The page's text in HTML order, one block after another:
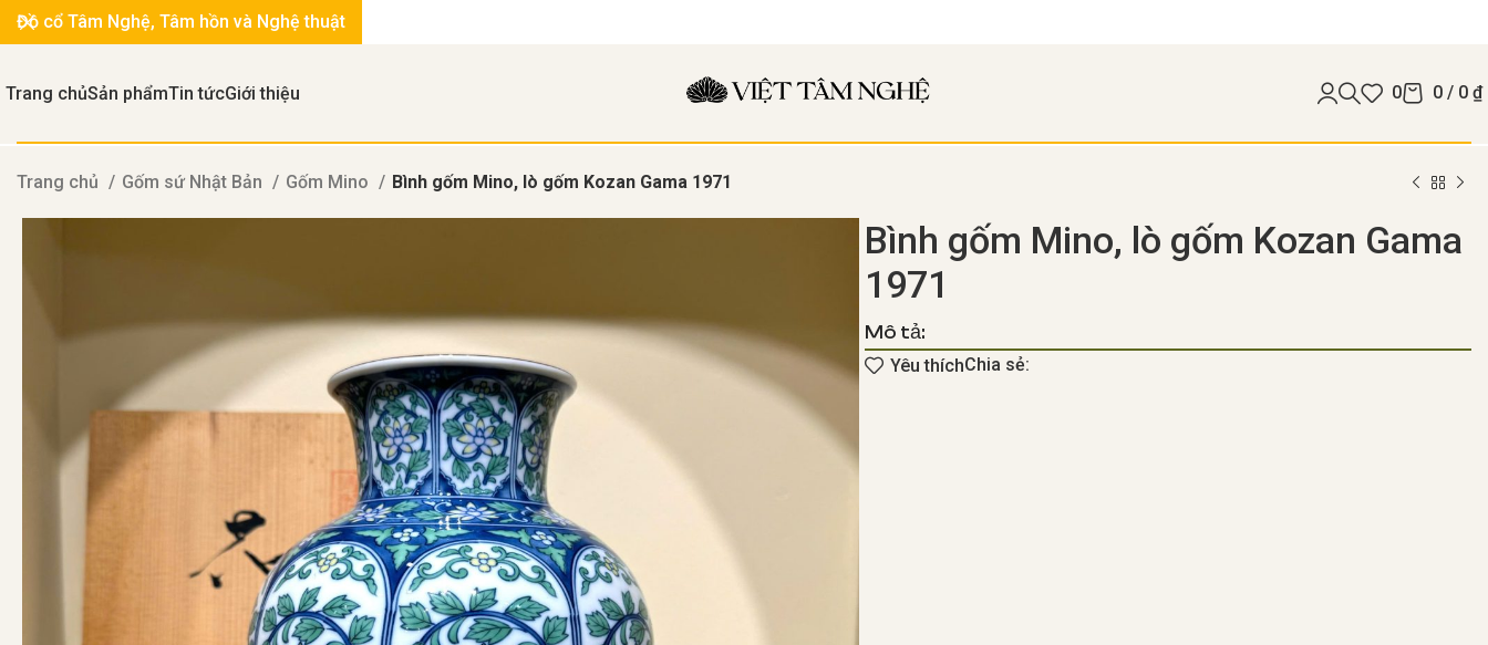
Trang chủSản phẩmTin tứcGiới thiệu 0 0 / 0 ₫
Trang chủ Gốm sứ Nhật Bản Gốm Mino Bình gốm Mino, lò gốm Kozan Gama 1971
Bình gốm Mino, lò gốm Kozan Gama
1971
Mô tả:
Yêu thíchChia sẻ:
Đồ cổ Tâm Nghệ, Tâm hồn và Nghệ thuật